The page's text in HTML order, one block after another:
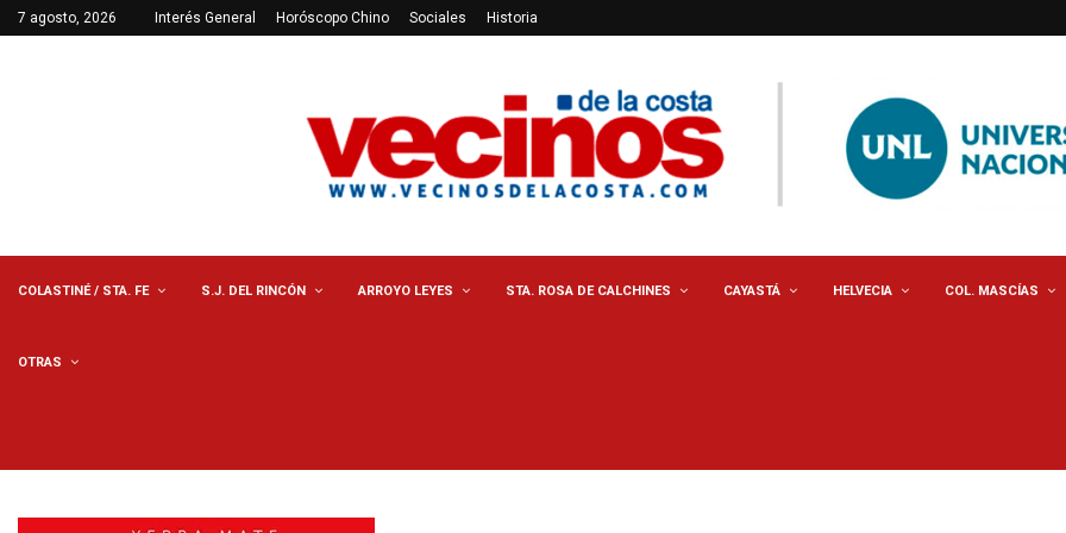
7 agosto, 2026 Interés General Horóscopo Chino Sociales Historia
COLASTINÉ / STA. FE S.J. DEL RINCÓN ARROYO LEYES STA. ROSA DE CALCHINES CAYASTÁ HELVECIA COL. MASCÍAS
OTRAS